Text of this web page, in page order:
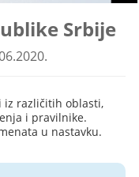
Srbije
iz različitih oblasti,
i pravilnike.
u nastavku.